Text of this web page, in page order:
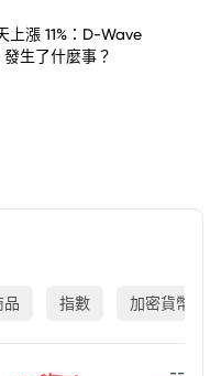
上漲 11%：D-Wave
生了什麼事？
品 指數 加密貨幣
--